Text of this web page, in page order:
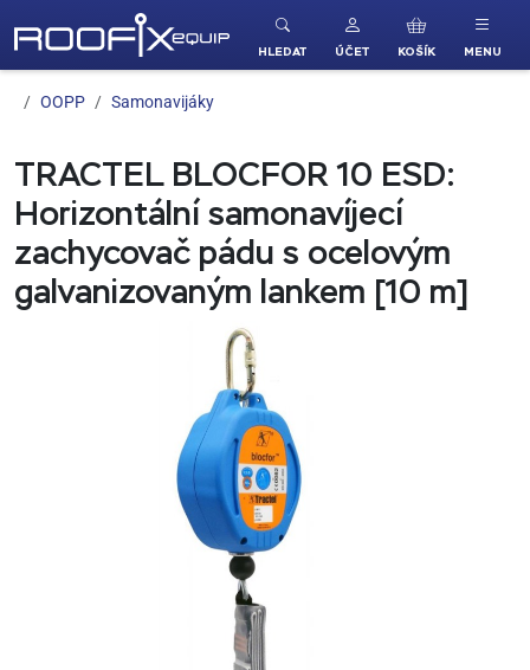
HLEDAT ÚČET KOŠÍK MENU
OOPP Samonavijáky
TRACTEL BLOCFOR 10 ESD:
Horizontální samonavíjecí
zachycovač pádu s ocelovým
galvanizovaným lankem [10 m]